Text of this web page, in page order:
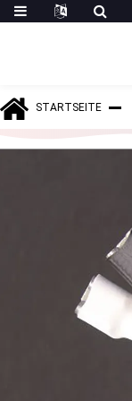
STARTSEITE